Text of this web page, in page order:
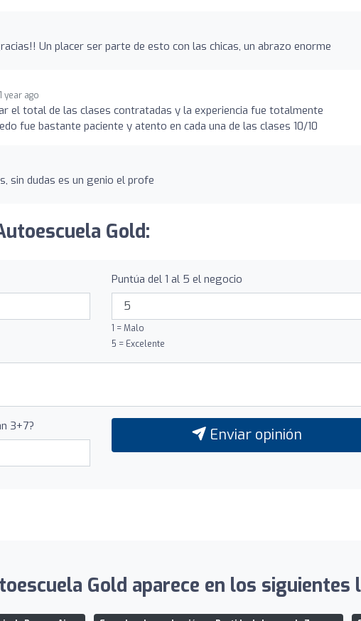
Un placer ser parte de esto con las chicas, un abrazo enorme
1 year ago
el total de las clases contratadas y la experiencia fue totalmente
fue bastante paciente y atento en cada una de las clases 10/10
sin dudas es un genio el profe
Gold:
Puntúa del 1 al 5 el negocio
1 = Malo
5 = Excelente
3+7? Enviar opinión
Gold aparece en los siguientes